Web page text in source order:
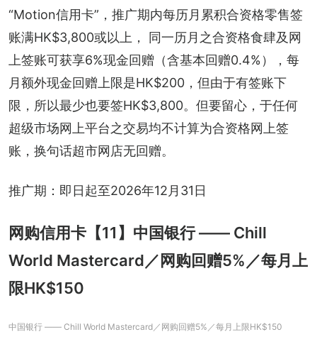
“Motion信用卡”，推广期内每历月累积合资格零售签
账满HK$3,800或以上， 同一历月之合资格食肆及网
上签账可获享6%现金回赠（含基本回赠0.4%），每
月额外现金回赠上限是HK$200，但由于有签账下
限，所以最少也要签HK$3,800。但要留心，于任何
超级市场网上平台之交易均不计算为合资格网上签
账，换句话超市网店无回赠。
推广期：即日起至2026年12月31日
网购信用卡【11】中国银行 —— Chill
World Mastercard／网购回赠5%／每月上
限HK$150
中国银行 —— Chill World Mastercard／网购回赠5%／每月上限HK$150